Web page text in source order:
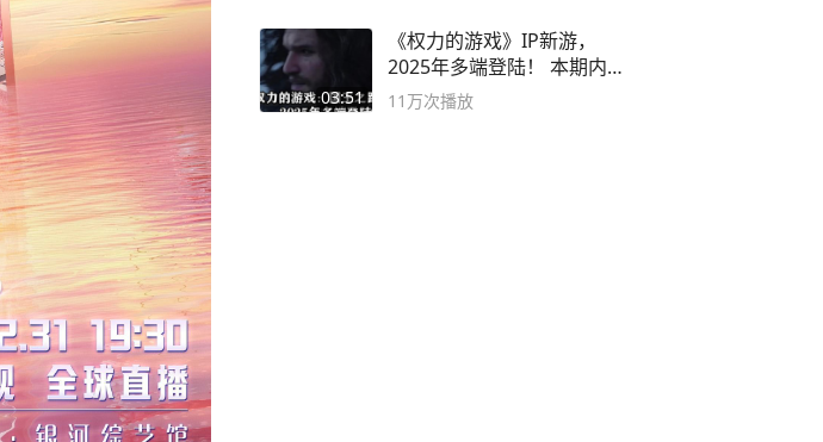
03:51
《权力的游戏》IP新游，
2025年多端登陆！ 本期内容
概要
11万次播放